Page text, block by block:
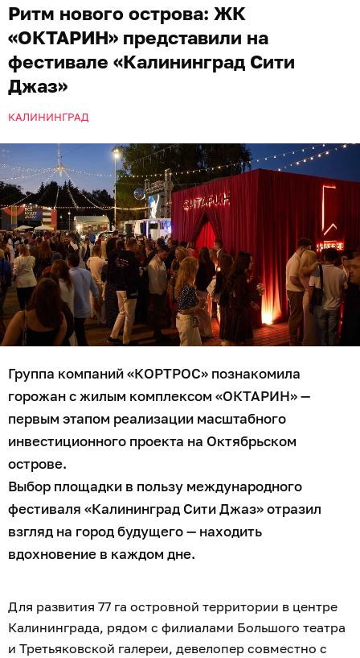
Ритм нового острова: ЖК
«ОКТАРИН» представили на
фестивале «Калининград Сити
Джаз»
КАЛИНИНГРАД
Группа компаний «КОРТРОС» познакомила
горожан с жилым комплексом «ОКТАРИН» —
первым этапом реализации масштабного
инвестиционного проекта на Октябрьском
острове.
Выбор площадки в пользу международного
фестиваля «Калининград Сити Джаз» отразил
взгляд на город будущего — находить
вдохновение в каждом дне.
Для развития 77 га островной территории в центре
Калининграда, рядом с филиалами Большого театра
и Третьяковской галереи, девелопер совместно с